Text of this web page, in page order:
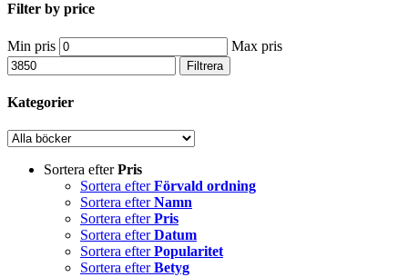
Filter by price
Min pris Max pris
Filtrera
Kategorier
Sortera efterPris
Sortera efterFörvald ordning
Sortera efterNamn
Sortera efterPris
Sortera efterDatum
Sortera efterPopularitet
Sortera efterBetyg